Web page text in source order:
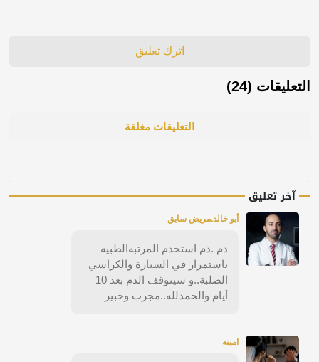
اترك تعليق
التعليقات (24)
التعليقات مغلقة
آخر تعليق
أبو خالد.مريض سابق
دم .دم استخدم المرتبةالطبية
باستمرار في السيارة والكراسي
الصلبة..و سيتوقف الدم بعد 10
أيام والحمدلله..مجرب وخبير
امينه